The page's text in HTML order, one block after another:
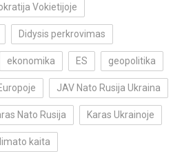
Vokietijoje
Didysis perkrovimas
ekonomika ES geopolitika
JAV Nato Rusija Ukraina
Nato Rusija Karas Ukrainoje
kaita